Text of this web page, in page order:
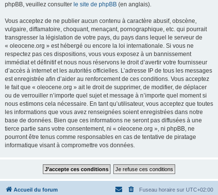
phpBB, veuillez consulter le site de phpBB (en anglais).
Vous acceptez de ne publier aucun contenu à caractère abusif, obscène,
vulgaire, diffamatoire, choquant, menaçant, pornographique, etc. qui pourrait
transgresser la législation de votre pays, du pays dans lequel le serveur de
« oleocene.org » est hébergé ou encore la loi internationale. Si vous ne
respectez pas ces dispositions, vous vous exposez à un bannissement
immédiat et définitif et nous nous réservons le droit d’avertir votre fournisseur
d’accès à internet et les autorités officielles. L’adresse IP de tous les messages
est enregistrée afin d’aider au renforcement de ces conditions. Vous acceptez
le fait que « oleocene.org » ait le droit de supprimer, de modifier, de déplacer
ou de verrouiller n’importe quel sujet et message à n’importe quel moment si
nous estimons cela nécessaire. En tant qu’utilisateur, vous acceptez que toutes
les informations que vous avez renseignées soient enregistrées dans notre
base de données. Bien que ces informations ne seront pas diffusées à une
tierce partie sans votre consentement, ni « oleocene.org », ni phpBB, ne
pourront être tenus comme responsables en cas de tentative de piratage
informatique visant à compromettre vos données.
Accueil du forum Fuseau horaire sur UTC+02:00